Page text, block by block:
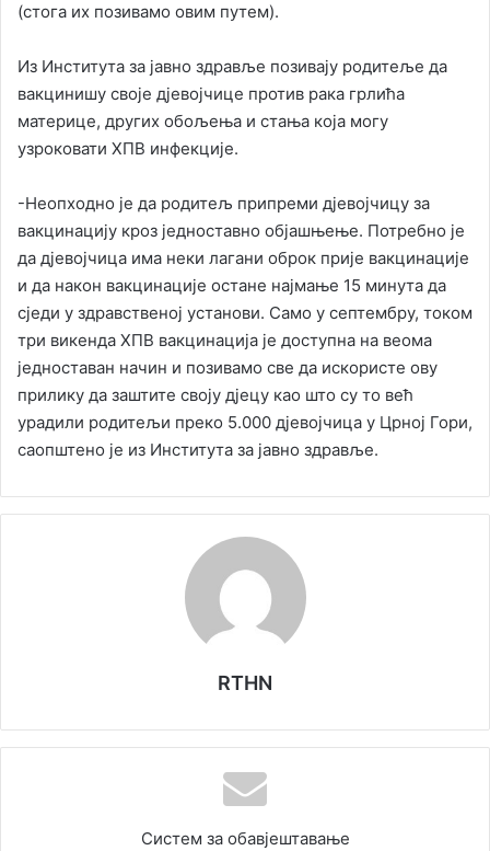
(стога их позивамо овим путем).
Из Института за јавно здравље позивају родитеље да
вакцинишу своје дјевојчице против рака грлића
материце, других обољења и стања која могу
узроковати ХПВ инфекције.
-Неопходно је да родитељ припреми дјевојчицу за
вакцинацију кроз једноставно објашњење. Потребно је
да дјевојчица има неки лагани оброк прије вакцинације
и да након вакцинације остане најмање 15 минута да
сједи у здравственој установи. Само у септембру, током
три викенда ХПВ вакцинација је доступна на веома
једноставан начин и позивамо све да искористе ову
прилику да заштите своју дјецу као што су то већ
урадили родитељи преко 5.000 дјевојчица у Црној Гори,
саопштено је из Института за јавно здравље.
RTHN
Систем за обавјештавање